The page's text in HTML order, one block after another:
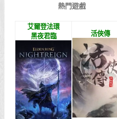
熱門遊戲
艾爾登法環
黑夜君臨
活俠傳